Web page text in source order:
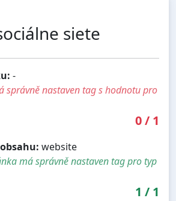
siete
-
správně nastaven tag s hodnotu pro
0/ 1
website
má správně nastaven tag pro typ
1 / 1